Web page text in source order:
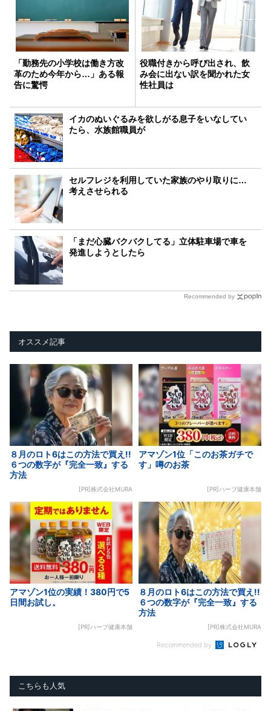
「勤務先の小学校は働き方改
革のため今年から…」ある報
告に驚愕
役職付きから呼び出され、飲
み会に出ない訳を聞かれた女
性社員は
イカのぬいぐるみを欲しがる息子をいなしてい
たら、水族館職員が
セルフレジを利用していた家族のやり取りに…
考えさせられる
「まだ心臓バクバクしてる」立体駐車場で車を
発進しようとしたら
Recommended by
オススメ記事
８月のロト6はこの方法で買え!!
６つの数字が『完全一致』する
方法
[PR]株式会社MURA
アマゾン1位「このお茶ガチで
す」噂のお茶
[PR]ハーブ健康本舗
アマゾン1位の実績！380円で5
日間お試し。
[PR]ハーブ健康本舗
８月のロト6はこの方法で買え!!
６つの数字が『完全一致』する
方法
[PR]株式会社MURA
Recommended by
こちらも人気